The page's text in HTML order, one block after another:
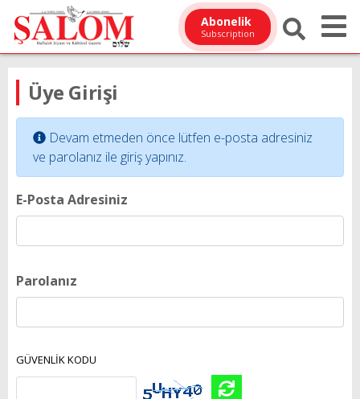
Abonelik
Subscription
Üye Girişi
Devam etmeden önce lütfen e-posta adresiniz
ve parolanız ile giriş yapınız.
E-Posta Adresiniz
Parolanız
GÜVENLİK KODU